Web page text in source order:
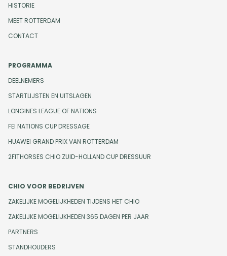
HISTORIE
MEET ROTTERDAM
CONTACT
PROGRAMMA
DEELNEMERS
STARTLIJSTEN EN UITSLAGEN
LONGINES LEAGUE OF NATIONS
FEI NATIONS CUP DRESSAGE
HUAWEI GRAND PRIX VAN ROTTERDAM
2FITHORSES CHIO ZUID-HOLLAND CUP DRESSUUR
CHIO VOOR BEDRIJVEN
ZAKELIJKE MOGELIJKHEDEN TIJDENS HET CHIO
ZAKELIJKE MOGELIJKHEDEN 365 DAGEN PER JAAR
PARTNERS
STANDHOUDERS